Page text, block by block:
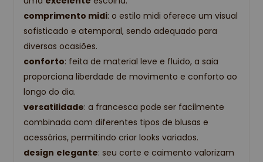
comprimento midi: o estilo midi oferece um visual
sofisticado e atemporal, sendo adequado para
diversas ocasiões.
conforto: feita de material leve e fluido, a saia
proporciona liberdade de movimento e conforto ao
longo do dia.
versatilidade: a francesca pode ser facilmente
combinada com diferentes tipos de blusas e
acessórios, permitindo criar looks variados.
design elegante: seu corte e caimento valorizam